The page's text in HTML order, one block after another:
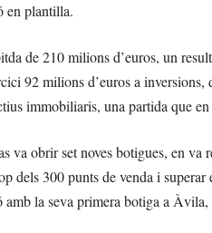
en plantilla.
de 210 milions d’euros, un
92 milions d’euros a
immobiliaris, una partida que
va obrir set noves botigues, en va
dels 300 punts de venda i
la seva primera botiga a